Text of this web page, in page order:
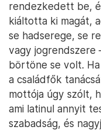
rendezkedett be,
kiáltotta ki magát,
se hadserege, se
vagy jogrendszere
börtöne se volt.
a családfők
mottója úgy szólt,
ami latinul annyit
szabadság, és